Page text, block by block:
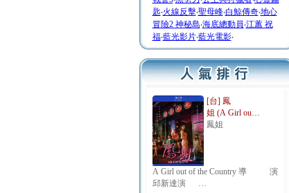
匙‧火線反擊‧聖母峰‧白鯨傳奇‧地心
冒險2 神秘島‧海底總動員‧江蕙 祝
福‧藍光影片‧藍光電影‧
[台] 鳳
姐 (A Girl ou…
鳳姐
A Girl out of the Country 導 演：
邱新達演 …